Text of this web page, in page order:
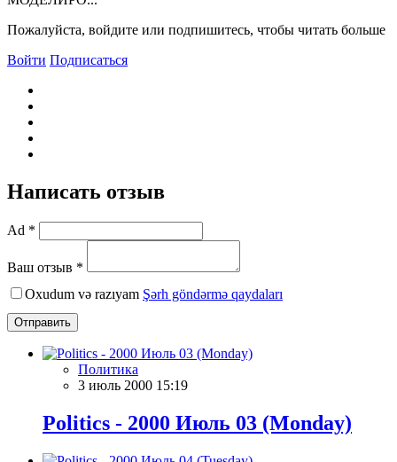
Пожалуйста, войдите или подпишитесь, чтобы читать больше
Войти Подписаться
Написать отзыв
Ad *
Ваш отзыв *
Oxudum və razıyam Şərh göndərmə qaydaları
Отправить
Политика
3 июль 2000 15:19
Politics - 2000 Июль 03 (Monday)